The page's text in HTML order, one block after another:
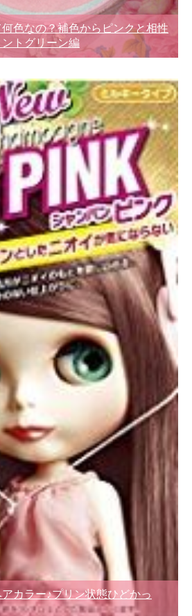
色なの？補色からピンクと相性
トグリーン編
カラー♪プリン状態ひどかっ